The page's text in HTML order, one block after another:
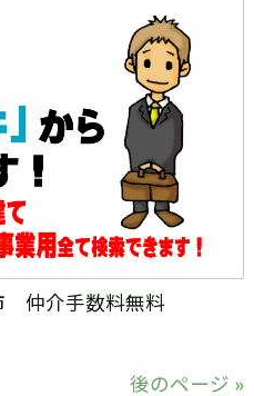
仲介手数料無料
後のページ »